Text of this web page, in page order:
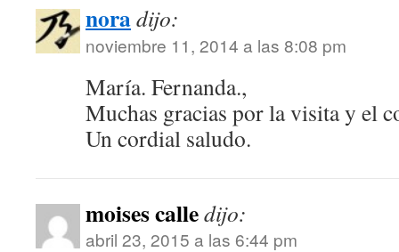
noradijo:
noviembre 11, 2014 a las 8:08 pm
María. Fernanda.,
Muchas gracias por la visita y el
Un cordial saludo.
moises calledijo:
abril 23, 2015 a las 6:44 pm